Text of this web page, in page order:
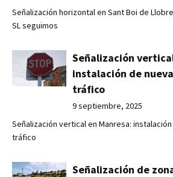
Señalización horizontal en Sant Boi de
SL seguimos
Señalización
instalación de
tráfico
9 septiembre, 2025
Señalización vertical en Manresa:
tráfico
Señalización de